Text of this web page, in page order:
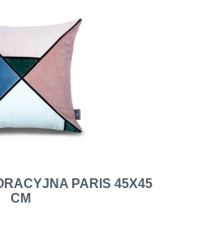
PARIS 45X45
CM